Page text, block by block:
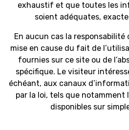
exhaustif et que toutes les
soient adéquates,
En aucun cas la responsabilité
mise en cause du fait de
fournies sur ce site ou de
spécifique. Le visiteur
échéant, aux canaux
par la loi, tels que notamment
disponibles sur